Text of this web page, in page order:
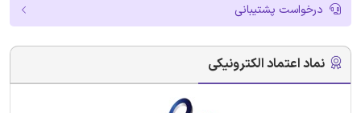
درخواست پشتیبانی
نماد اعتماد الکترونیکی